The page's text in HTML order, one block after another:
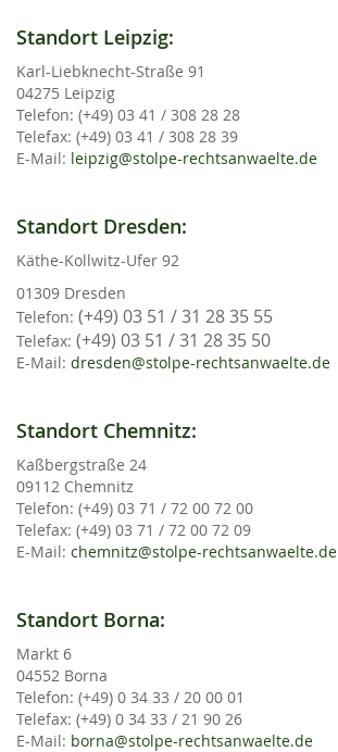
Standort Leipzig:
Karl-Liebknecht-Straße 91
04275 Leipzig
Telefon: (+49) 03 41 / 308 28 28
Telefax: (+49) 03 41 / 308 28 39
E-Mail: leipzig@stolpe-rechtsanwaelte.de
Standort Dresden:
Käthe-Kollwitz-Ufer 92
01309 Dresden
Telefon: (+49) 03 51 / 31 28 35 55
Telefax: (+49) 03 51 / 31 28 35 50
E-Mail: dresden@stolpe-rechtsanwaelte.de
Standort Chemnitz:
Kaßbergstraße 24
09112 Chemnitz
Telefon: (+49) 03 71 / 72 00 72 00
Telefax: (+49) 03 71 / 72 00 72 09
E-Mail: chemnitz@stolpe-rechtsanwaelte.de
Standort Borna:
Markt 6
04552 Borna
Telefon: (+49) 0 34 33 / 20 00 01
Telefax: (+49) 0 34 33 / 21 90 26
E-Mail: borna@stolpe-rechtsanwaelte.de